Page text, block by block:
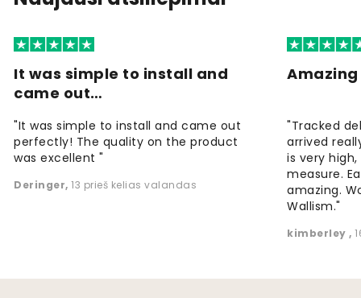
It was simple to install and
came out…
"It was simple to install and came out
perfectly! The quality on the product
was excellent "
Deringer, 13 prieš kelias valandas
"Tracked
arrived
is very
measure.
amazing.
Wallism."
kimberley,